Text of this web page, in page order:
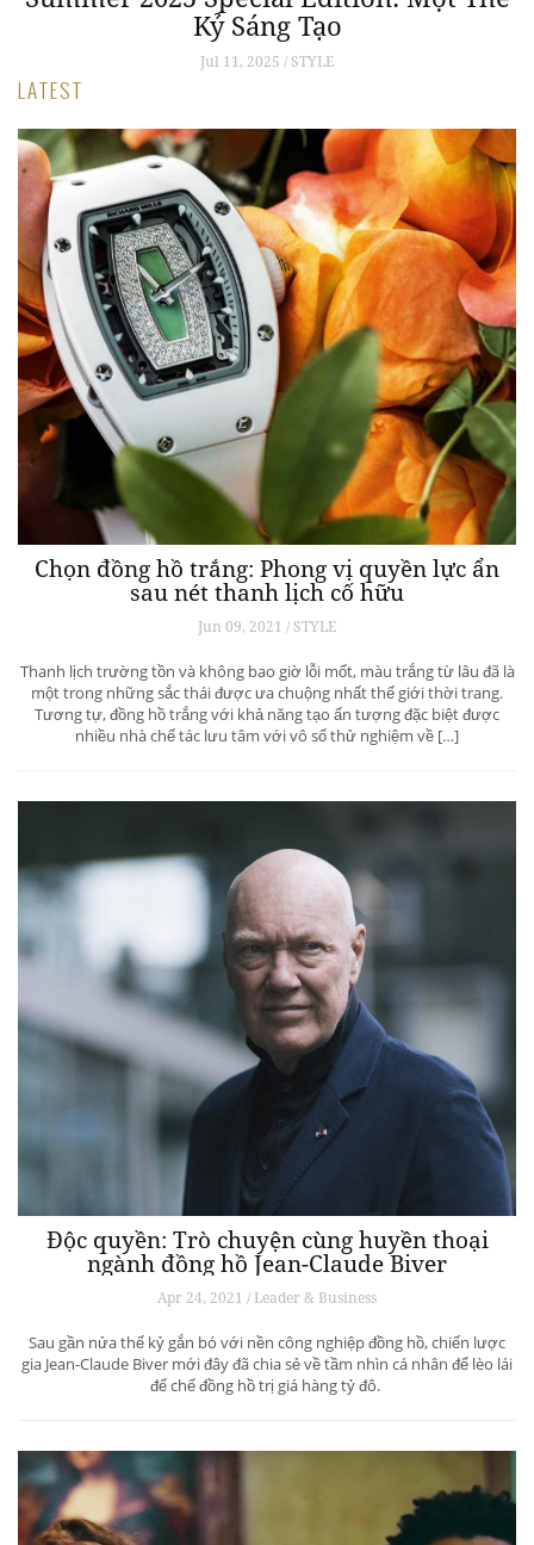
Kỷ Sáng Tạo
Jul 11, 2025 / STYLE
LATEST
Chọn đồng hồ trắng: Phong vị quyền lực ẩn
sau nét thanh lịch cố hữu
Jun 09, 2021 / STYLE
Thanh lịch trường tồn và không bao giờ lỗi mốt, màu trắng từ lâu đã là
một trong những sắc thái được ưa chuộng nhất thế giới thời trang.
Tương tự, đồng hồ trắng với khả năng tạo ấn tượng đặc biệt được
nhiều nhà chế tác lưu tâm với vô số thử nghiệm về […]
Độc quyền: Trò chuyện cùng huyền thoại
ngành đồng hồ Jean-Claude Biver
Apr 24, 2021 / Leader & Business
Sau gần nửa thế kỷ gắn bó với nền công nghiệp đồng hồ, chiến lược
gia Jean-Claude Biver mới đây đã chia sẻ về tầm nhìn cá nhân để lèo lái
đế chế đồng hồ trị giá hàng tỷ đô.